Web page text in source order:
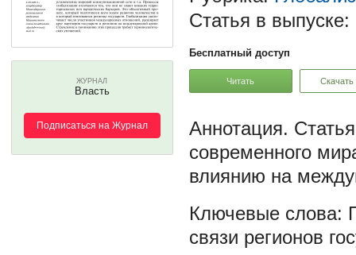
ЖУРНАЛ
Власть
Подписаться на Журнал
Статья в выпуске:
Бесплатный доступ
Читать Скачать
современного
влиянию на
связи регионов